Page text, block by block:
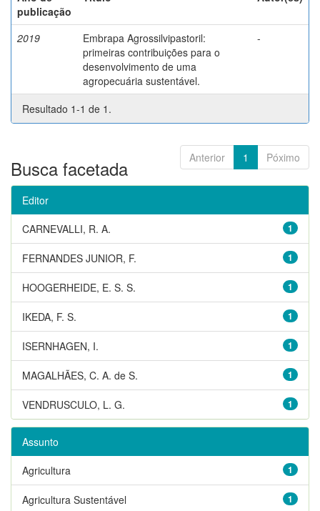
publicação
2019
Embrapa Agrossilvipastoril:
primeiras contribuições para o
desenvolvimento de uma
agropecuária sustentável.
-
Resultado 1-1 de 1.
Anterior 1 Póximo
Busca facetada
Editor
1
CARNEVALLI, R. A.
1
FERNANDES JUNIOR, F.
1
HOOGERHEIDE, E. S. S.
1
IKEDA, F. S.
1
ISERNHAGEN, I.
1
MAGALHÃES, C. A. de S.
1
VENDRUSCULO, L. G.
Assunto
1
Agricultura
1
Agricultura Sustentável